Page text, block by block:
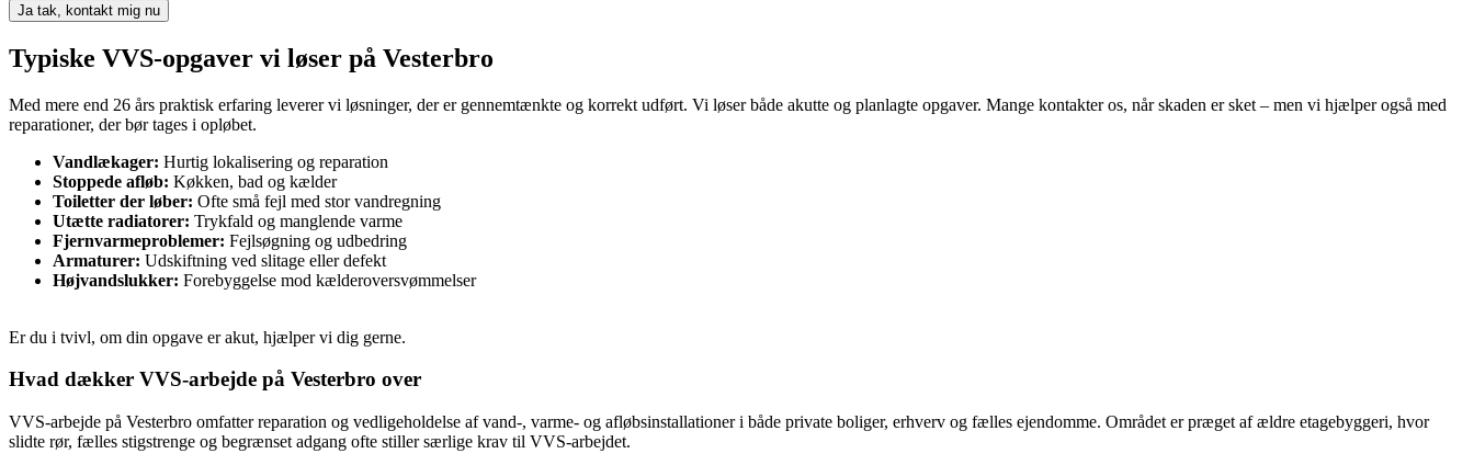
Ja tak, kontakt mig nu
Typiske VVS-opgaver vi løser på Vesterbro
Med mere end 26 års praktisk erfaring leverer vi løsninger, der er gennemtænkte og korrekt udført. Vi løser både akutte og planlagte opgaver. Mange kontakter os, når skaden er sket – men vi hjælper også med
reparationer, der bør tages i opløbet.
Vandlækager: Hurtig lokalisering og reparation
Stoppede afløb: Køkken, bad og kælder
Toiletter der løber: Ofte små fejl med stor vandregning
Utætte radiatorer: Trykfald og manglende varme
Fjernvarmeproblemer: Fejlsøgning og udbedring
Armaturer: Udskiftning ved slitage eller defekt
Højvandslukker: Forebyggelse mod kælderoversvømmelser
Er du i tvivl, om din opgave er akut, hjælper vi dig gerne.
Hvad dækker VVS-arbejde på Vesterbro over
VVS-arbejde på Vesterbro omfatter reparation og vedligeholdelse af vand-, varme- og afløbsinstallationer i både private boliger, erhverv og fælles ejendomme. Området er præget af ældre etagebyggeri, hvor
slidte rør, fælles stigstrenge og begrænset adgang ofte stiller særlige krav til VVS-arbejdet.